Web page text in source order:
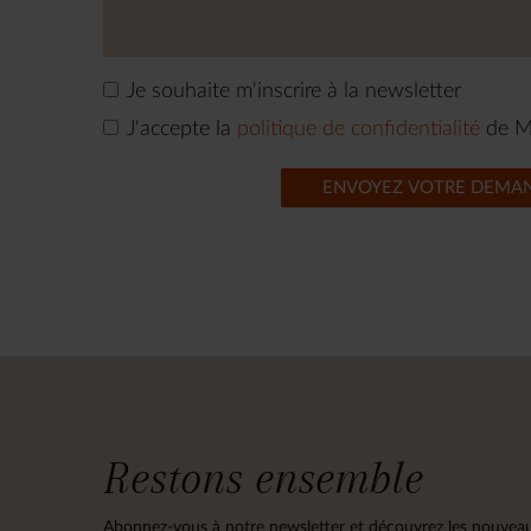
Je souhaite m'inscrire à la newsletter
J'accepte la politique de confidentialité de
ENVOYEZ VOTRE
Restons ensemble
Abonnez-vous à notre newsletter et découvrez les